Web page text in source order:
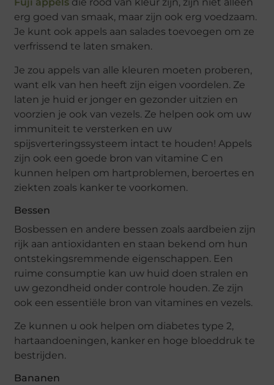
erg goed van smaak, maar zijn ook erg voedzaam.
Je kunt ook appels aan salades toevoegen om ze
verfrissend te laten smaken.
Je zou appels van alle kleuren moeten proberen,
want elk van hen heeft zijn eigen voordelen. Ze
laten je huid er jonger en gezonder uitzien en
voorzien je ook van vezels. Ze helpen ook om uw
immuniteit te versterken en uw
spijsverteringssysteem intact te houden! Appels
zijn ook een goede bron van vitamine C en
kunnen helpen om hartproblemen, beroertes en
ziekten zoals kanker te voorkomen.
Bessen
Bosbessen en andere bessen zoals aardbeien zijn
rijk aan antioxidanten en staan ​​bekend om hun
ontstekingsremmende eigenschappen. Een
ruime consumptie kan uw huid doen stralen en
uw gezondheid onder controle houden. Ze zijn
ook een essentiële bron van vitamines en vezels.
Ze kunnen u ook helpen om diabetes type 2,
hartaandoeningen, kanker en hoge bloeddruk te
bestrijden.
Bananen